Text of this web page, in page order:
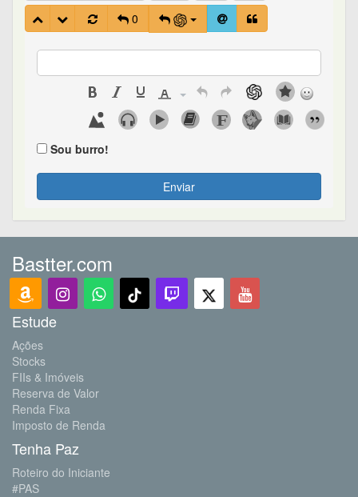
0
Sou burro!
Enviar
Bastter.com
Estude
Ações
Stocks
FIIs & Imóveis
Reserva de Valor
Renda Fixa
Imposto de Renda
Tenha Paz
Roteiro do Iniciante
#PAS